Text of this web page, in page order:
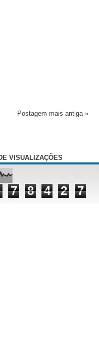
Postagem mais antiga »
VISUALIZAÇÕES
7 8 4 2 7